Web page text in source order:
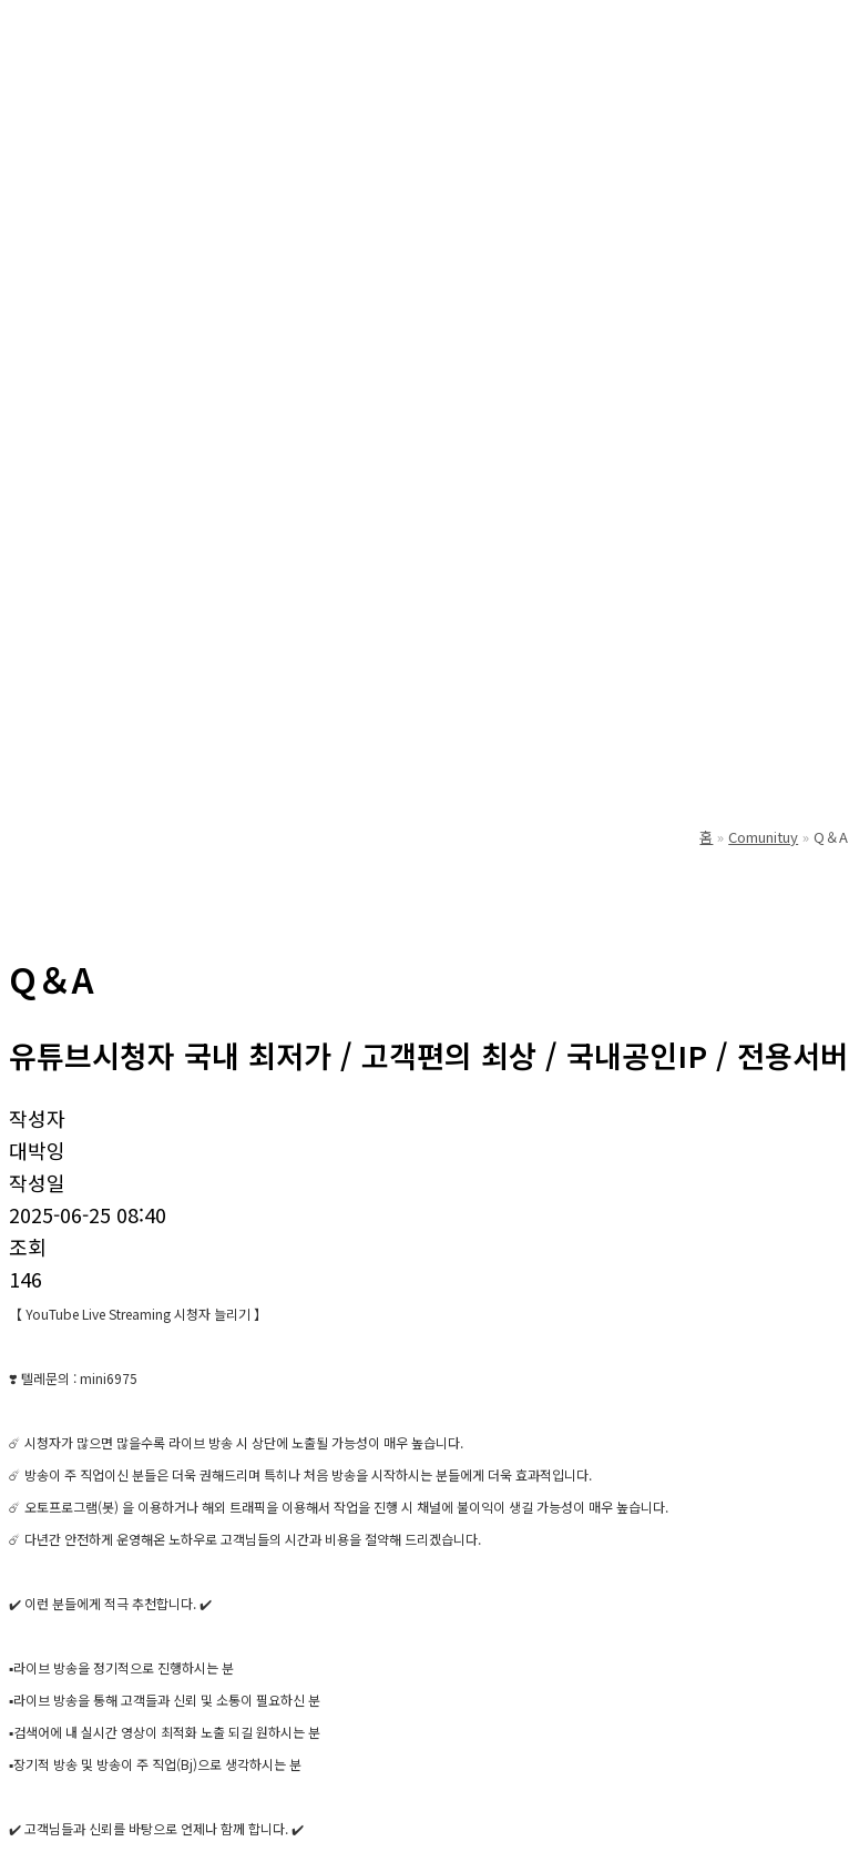
홈 Comunituy Q＆A
Q＆A
유튜브시청자 국내 최저가 / 고객편의 최상 / 국내공인IP / 전용서버
작성자
대박잉
작성일
2025-06-25 08:40
조회
146
【 YouTube Live Streaming 시청자 늘리기 】
❣️ 텔레문의 : mini6975​
☄️ 시청자가 많으면 많을수록 라이브 방송 시 상단에 노출될 가능성이 매우 높습니다.
☄️ 방송이 주 직업이신 분들은 더욱 권해드리며 특히나 처음 방송을 시작하시는 분들에게 더욱 효과적입니다.
☄️ 오토프로그램(봇) 을 이용하거나 해외 트래픽을 이용해서 작업을 진행 시 채널에 불이익이 생길 가능성이 매우 높습니다.
☄️ 다년간 안전하게 운영해온 노하우로 고객님들의 시간과 비용을 절약해 드리겠습니다.
✔️ 이런 분들에게 적극 추천합니다. ✔️
▪️라이브 방송을 정기적으로 진행하시는 분
▪️라이브 방송을 통해 고객들과 신뢰 및 소통이 필요하신 분
▪️검색어에 내 실시간 영상이 최적화 노출 되길 원하시는 분
▪️장기적 방송 및 방송이 주 직업(Bj)으로 생각하시는 분
✔️ 고객님들과 신뢰를 바탕으로 언제나 함께 합니다. ✔️